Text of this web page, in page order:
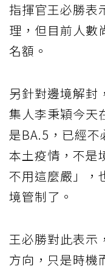
指揮官王必勝表
理，但目前人數
名額。
另針對邊境解封
集人李秉穎今天
是BA.5，已經
本土疫情，不是
不用這麼嚴」，
境管制了。
王必勝對此表示
方向，只是時機